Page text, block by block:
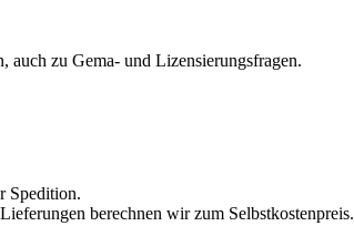
auch zu Gema- und Lizensierungsfragen.
Spedition.
berechnen wir zum Selbstkostenpreis.